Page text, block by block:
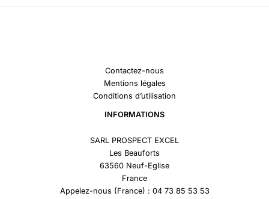
Contactez-nous
Mentions légales
Conditions d’utilisation
INFORMATIONS
SARL PROSPECT EXCEL
Les Beauforts
63560 Neuf-Eglise
France
Appelez-nous (France) : 04 73 85 53 53